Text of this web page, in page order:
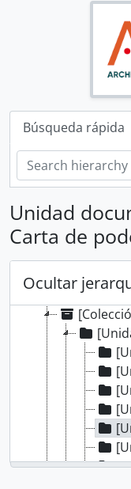
Búsqueda rápida
Unidad
Carta de
Ocultar
[Record group]
[Agrupación
[Colección]